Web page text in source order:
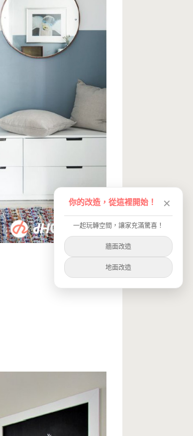
你的改造，從這裡開始！ ✕
一起玩轉空間，讓家充滿驚喜！
牆面改造
地面改造